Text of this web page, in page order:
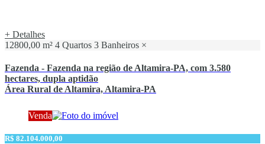
+ Detalhes
12800,00 m² 4 Quartos 3 Banheiros ×
Fazenda - Fazenda na região de Altamira-PA, com 3.580
hectares, dupla aptidão
Área Rural de Altamira, Altamira-PA
Venda
R$ 82.104.000,00